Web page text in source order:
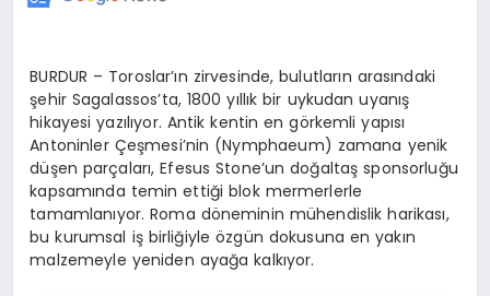
BURDUR – Toroslar’ın zirvesinde, bulutların arasındaki
şehir Sagalassos’ta, 1800 yıllık bir uykudan uyanış
hikayesi yazılıyor. Antik kentin en görkemli yapısı
AntoninlerÇeşmesi’nin (Nymphaeum) zamana yenik
düşen parçaları,Efesus Stone’undoğaltaş sponsorluğu
kapsamında temin ettiği blok mermerlerle
tamamlanıyor. Roma döneminin mühendislik harikası,
bu kurumsal iş birliğiyle özgün dokusuna en yakın
malzemeyle yeniden ayağa kalkıyor.